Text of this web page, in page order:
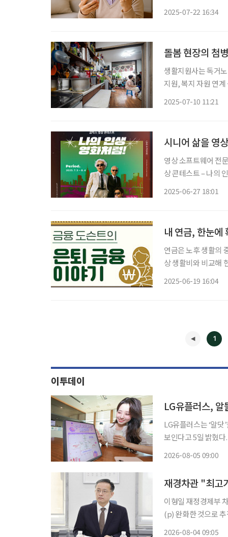
2025-07-22 16:34
돌봄 현장의 첨
생활지원사는 독거
지원, 복지 자원 연
2025-07-10 11:21
시니어 삶을 영
영상 소프트웨어 전
상 콘테스트 – 나의
2025-06-27 18:01
내 연금, 한눈에
연금은 노후 생활의
상 생활비와 비교해
2025-06-19 16:04
1
이투데이
LG유플러스,
LG유플러스는 ‘알닷
보인다고 5일 밝혔
2026-08-05 09:00
재경차관 "최
이형일 재정경제부
(p) 완화한 것으로 추정된다"고 말했다. 이 차관
2026-08-04 09:05